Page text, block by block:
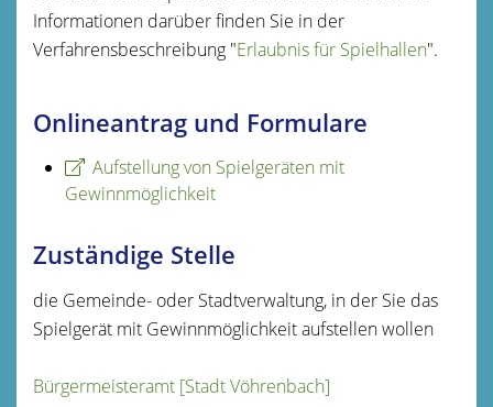
Informationen darüber finden Sie in der
Verfahrensbeschreibung "Erlaubnis für Spielhallen".
Onlineantrag und Formulare
Aufstellung von Spielgeräten mit
Gewinnmöglichkeit
Zuständige Stelle
die Gemeinde- oder Stadtverwaltung, in der Sie das
Spielgerät mit Gewinnmöglichkeit aufstellen wollen
Bürgermeisteramt [Stadt Vöhrenbach]